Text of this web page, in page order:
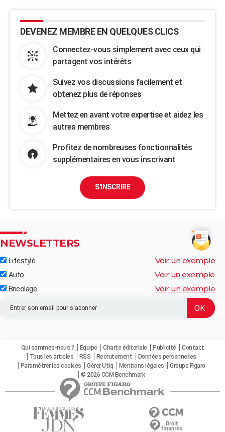
DEVENEZ MEMBRE EN QUELQUES CLICS
Connectez-vous simplement avec ceux qui
partagent vos intérêts
Suivez vos discussions facilement et
obtenez plus de réponses
Mettez en avant votre expertise et aidez les
autres membres
Profitez de nombreuses fonctionnalités
supplémentaires en vous inscrivant
S'INSCRIRE
NEWSLETTERS
Lifestyle Voir un exemple
Auto Voir un exemple
Bricolage Voir un exemple
Qui sommes-nous ? Equipe Charte éditoriale Publicité
Contact
Tous les articles
RSS Recrutement
Données personnelles
Paramétrer les cookies
Gérer Utiq Mentions légales
Groupe Figaro
© 2026 CCM Benchmark